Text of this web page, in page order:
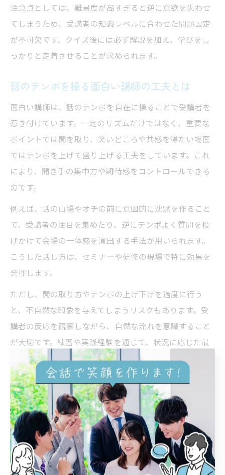
注意点としては、難易度が高すぎると逆に意欲を失わせ
てしまうため、受講者の知識レベルに合わせた問題設定
が不可欠です。クイズ後には必ず解説を加え、学びをし
っかりと定着させることが求められます。
話のテンポを操る面白い講師の工夫とは
面白い講師は、話のテンポを自在に操ることで受講者を
惹き付けています。一定のリズムだけではなく、重要な
ポイントでは間を取り、笑いどころや共感を得たい場面
ではテンポを上げて盛り上げる工夫をしています。これ
により、聞き手の集中力や期待感をコントロールできる
のです。
例えば、話の山場やオチの前に意図的に沈黙を作ること
で、受講者の注目を集めたり、逆にテンポよく質問を投
げかけて会場の一体感を演出する手法が用いられます。
こうした話し方は、セミナーや研修の現場で特に効果を
発揮します。
ただし、間の取り方やテンポの上げ下げを過度に行う
と、不自然な印象を与えてしまうリスクもあります。受
講者の反応を観察しながら、自然な流れを意識すること
が大切です。練習や実践経験を通じて、状況に応じた最
適なテンポ管理を身につけましょう。
面白い講師は体験談で受講者を引き込む
体験談を交えた話し方は、面白い講師の特徴的な手法の
ひとつです。実際に自分が経験した出来事や失敗談、成
功例を語ることで、受講者との距離が縮まり、共感や信
頼感を得やすくなります。特に難易度の高いテーマや抽